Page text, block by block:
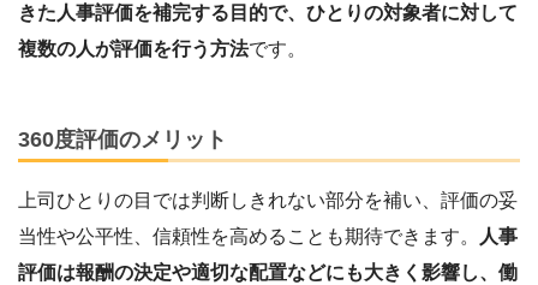
きた人事評価を補完する目的で、ひとりの対象者に対して
複数の人が評価を行う方法です。
360度評価のメリット
上司ひとりの目では判断しきれない部分を補い、評価の妥
当性や公平性、信頼性を高めることも期待できます。
人事
評価は報酬の決定や適切な配置などにも大きく影響し、働